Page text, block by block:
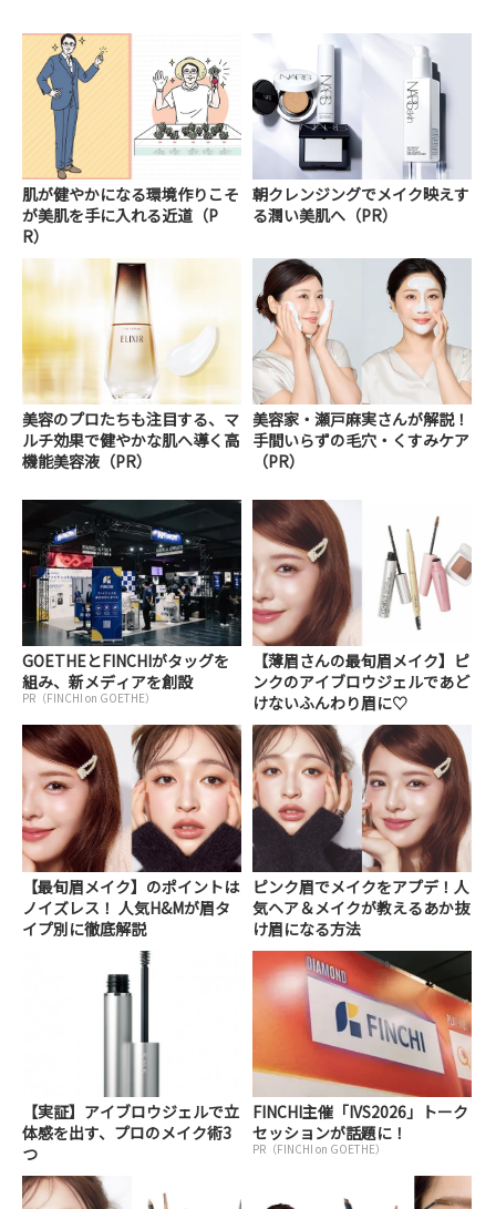
肌が健やかになる環境作りこそ
が美肌を手に入れる近道（P
R）
朝クレンジングでメイク映えす
る潤い美肌へ（PR）
美容のプロたちも注目する、マ
ルチ効果で健やかな肌へ導く高
機能美容液（PR）
美容家・瀬戸麻実さんが解説！
手間いらずの毛穴・くすみケア
（PR）
GOETHEとFINCHIがタッグを
組み、新メディアを創設
PR（FINCHI on GOETHE）
【薄眉さんの最旬眉メイク】ピ
ンクのアイブロウジェルであど
けないふんわり眉に♡
【最旬眉メイク】のポイントは
ノイズレス！ 人気H&Mが眉タ
イプ別に徹底解説
ピンク眉でメイクをアプデ！人
気ヘア＆メイクが教えるあか抜
け眉になる方法
【実証】アイブロウジェルで立
体感を出す、プロのメイク術3
つ
FINCHI主催「IVS2026」トーク
セッションが話題に！
PR（FINCHI on GOETHE）